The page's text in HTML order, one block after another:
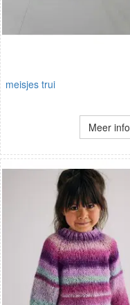
meisjes trui
Meer info